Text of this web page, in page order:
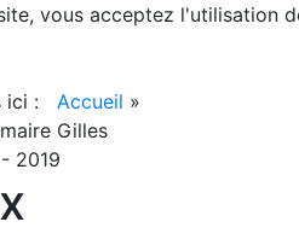
vous acceptez l'utilisation
ici : Accueil »
Gilles
2019